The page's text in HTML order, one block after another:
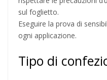
sul foglietto.
Eseguire la prova di
ogni applicazione.
Tipo di